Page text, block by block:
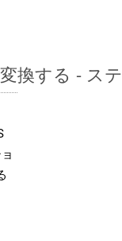
換する - ス